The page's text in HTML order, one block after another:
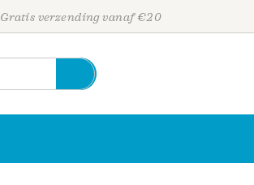
Gratis verzending vanaf €20
Personen